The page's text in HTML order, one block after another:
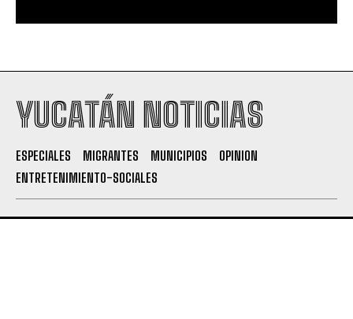
YUCATÁN NOTICIAS
ESPECIALES MIGRANTES MUNICIPIOS
OPINION
ENTRETENIMIENTO-SOCIALES